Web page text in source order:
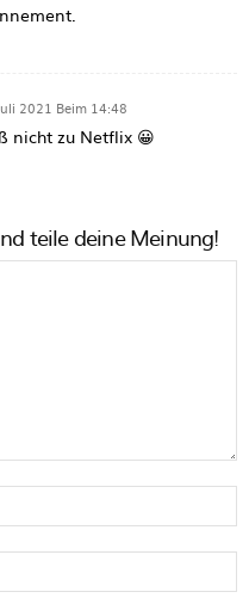
2021 Beim 14:48
nicht zu Netflix 😀
teile deine Meinung!